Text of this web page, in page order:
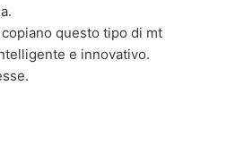
questo tipo di mt
e innovativo.